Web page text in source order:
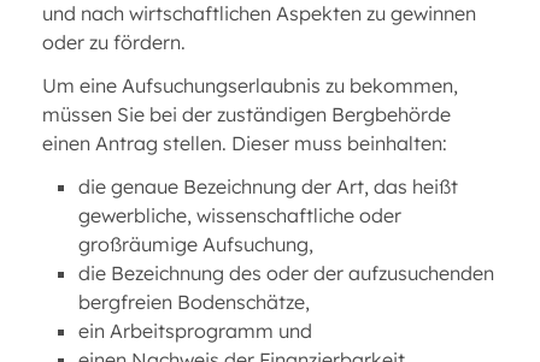
und nach wirtschaftlichen Aspekten zu gewinnen
oder zu fördern.
Um eine Aufsuchungserlaubnis zu bekommen,
müssen Sie bei der zuständigen Bergbehörde
einen Antrag stellen. Dieser muss beinhalten:
die genaue Bezeichnung der Art, das heißt
gewerbliche, wissenschaftliche oder
großräumige Aufsuchung,
die Bezeichnung des oder der aufzusuchenden
bergfreien Bodenschätze,
ein Arbeitsprogramm und